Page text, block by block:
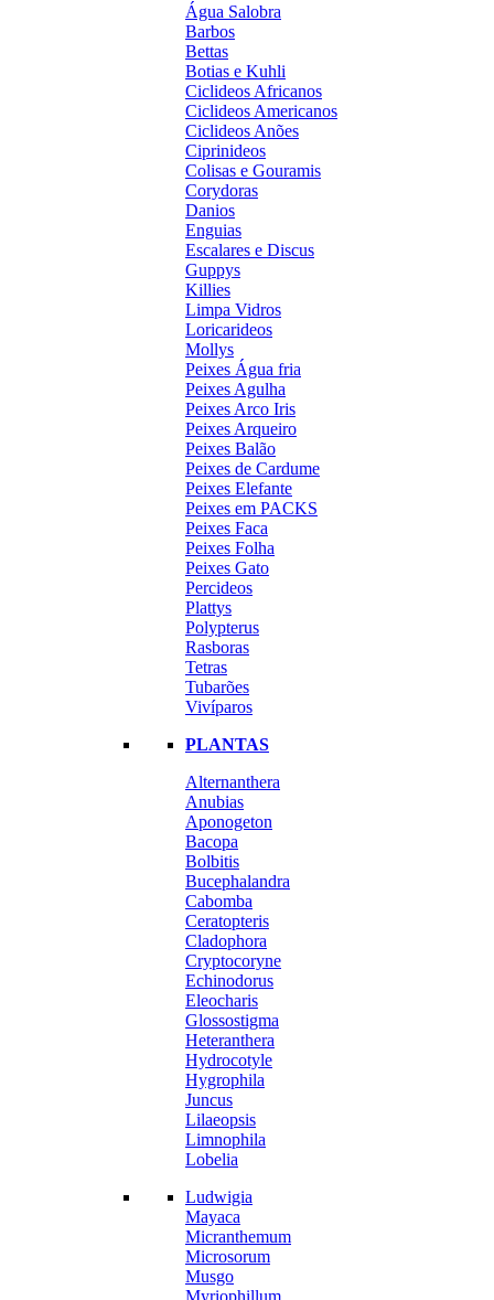
Água Salobra
Barbos
Bettas
Botias e Kuhli
Ciclideos Africanos
Ciclideos Americanos
Ciclideos Anões
Ciprinideos
Colisas e Gouramis
Corydoras
Danios
Enguias
Escalares e Discus
Guppys
Killies
Limpa Vidros
Loricarideos
Mollys
Peixes Água fria
Peixes Agulha
Peixes Arco Iris
Peixes Arqueiro
Peixes Balão
Peixes de Cardume
Peixes Elefante
Peixes em PACKS
Peixes Faca
Peixes Folha
Peixes Gato
Percideos
Plattys
Polypterus
Rasboras
Tetras
Tubarões
Vivíparos
PLANTAS
Alternanthera
Anubias
Aponogeton
Bacopa
Bolbitis
Bucephalandra
Cabomba
Ceratopteris
Cladophora
Cryptocoryne
Echinodorus
Eleocharis
Glossostigma
Heteranthera
Hydrocotyle
Hygrophila
Juncus
Lilaeopsis
Limnophila
Lobelia
Ludwigia
Mayaca
Micranthemum
Microsorum
Musgo
Myriophillum